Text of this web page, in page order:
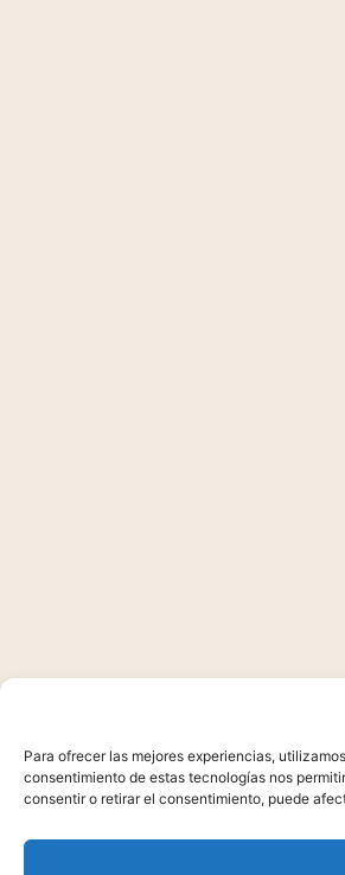
Para ofrecer las mejores experiencias,
consentimiento de estas tecnologías nos
consentir o retirar el consentimiento, puede